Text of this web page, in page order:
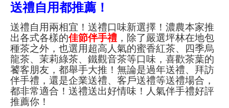
送禮自用都推薦！
送禮自用兩相宜！送禮口味新選擇！濃農本家推
出各式各樣的佳節伴手禮 ，除了嚴選坪林在地包
種茶之外，也選用超高人氣的蜜香紅茶、四季烏
龍茶、茉莉綠茶、鐵觀音茶等口味，喜歡茶葉的
饕客朋友，都舉手大推！無論是過年送禮、拜訪
伴手禮，還是企業送禮、客戶送禮等送禮場合，
都非常適合！送禮送出好情味！人氣伴手禮好評
推薦你！